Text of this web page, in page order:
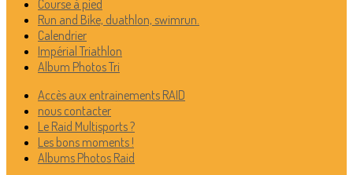
Course à pied
Run and Bike, duathlon, swimrun.
Calendrier
Impérial Triathlon
Album Photos Tri
Accès aux entrainements RAID
nous contacter
Le Raid Multisports ?
Les bons moments !
Albums Photos Raid